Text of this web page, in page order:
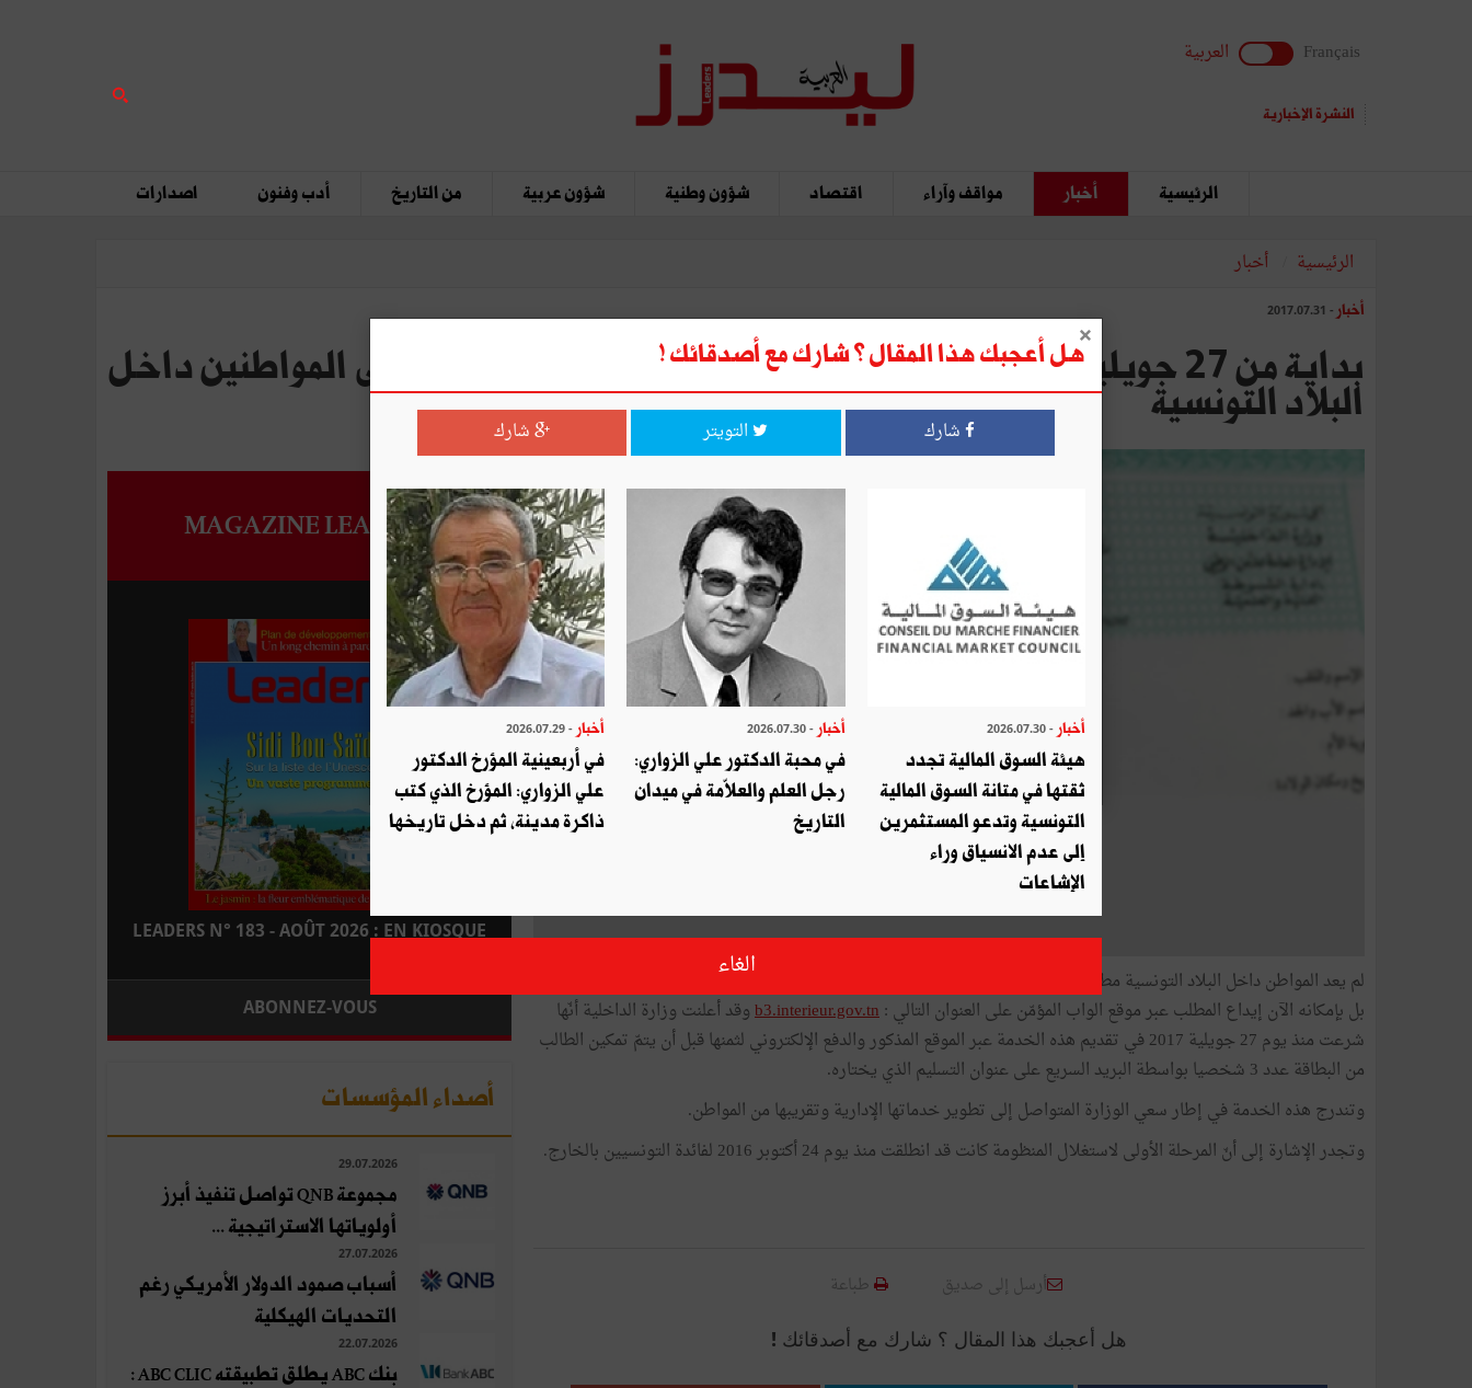
Français العربية
النشرة الإخبارية
الرئيسية أخبار مواقف وآراء اقتصاد شؤون وطنية شؤون عربية من التاريخ أدب وفنون اصدارات
الرئيسية أخبار
أخبار - 2017.07.31
بداية من 27 جويلية، استخراج البطاقة عدد 3 عبر موقع واب بالنسبة إلى المواطنين داخل
البلاد التونسية
بل بإمكانه الآن إيداع المطلب عبر موقع الواب المؤمّن على العنوان التالي :b3.interieur.gov.tnوقد أعلنت وزارة الداخلية أنّها
شرعت منذ يوم 27 جويلية 2017 في تقديم هذه الخدمة عبر الموقع المذكور والدفع الإلكتروني لثمنها قبل أن يتمّ تمكين الطالب
من البطاقة عدد 3 شخصيا بواسطة البريد السريع على عنوان التسليم الذي يختاره.
وتندرج هذه الخدمة في إطار سعي الوزارة المتواصل إلى تطوير خدماتها الإدارية وتقريبها من المواطن.
وتجدر الإشارة إلى أنّ المرحلة الأولى لاستغلال المنظومة كانت قد انطلقت منذ يوم 24 أكتوبر 2016 لفائدة التونسيين بالخارج.
أرسل إلى صديق طباعة
هل أعجبك هذا المقال ؟ شارك مع أصدقائك !
MAGAZINE LEADERS
LEADERS N° 183 - AOÛT 2026 : EN KIOSQUE
ABONNEZ-VOUS
أصداء المؤسسات
29.07.2026
مجموعة QNB تواصل تنفيذ أبرز
أولوياتها الاستراتيجية ...
27.07.2026
أسباب صمود الدولار الأمريكي رغم
التحديات الهيكلية
22.07.2026
بنك ABC يطلق تطبيقته ABC CLIC :
هل أعجبك هذا المقال ؟ شارك مع أصدقائك !
شارك التويتر شارك
أخبار - 2026.07.30
هيئة السوق المالية تجدد
ثقتها في متانة السوق المالية
التونسية وتدعو المستثمرين
إلى عدم الانسياق وراء
الإشاعات
أخبار - 2026.07.30
في محبة الدكتور علي الزواري:
رجل العلم والعلاّمة في ميدان
التاريخ
أخبار - 2026.07.29
في أربعينية المؤرخ الدكتور
علي الزواري: المؤرخ الذي كتب
ذاكرة مدينة، ثم دخل تاريخها
الغاء